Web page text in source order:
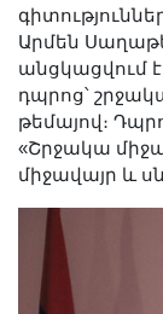
Արմեն
անցկացվում
դպրոց՝
թեմայով։
«Շրջակա
միջավայր և